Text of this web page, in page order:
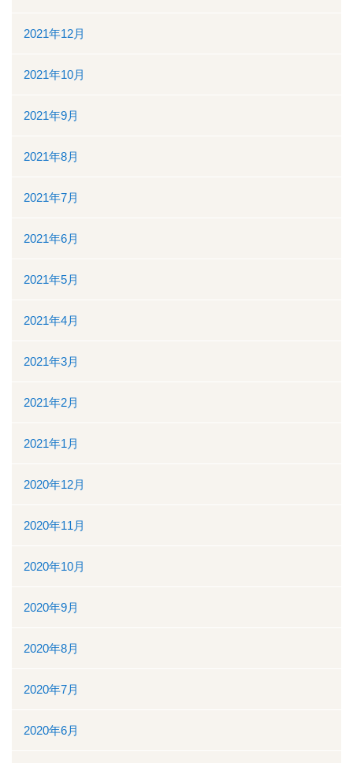
2021年12月
2021年10月
2021年9月
2021年8月
2021年7月
2021年6月
2021年5月
2021年4月
2021年3月
2021年2月
2021年1月
2020年12月
2020年11月
2020年10月
2020年9月
2020年8月
2020年7月
2020年6月